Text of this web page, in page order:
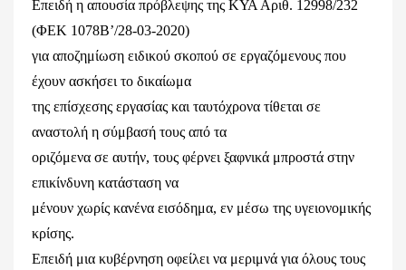
Επειδή η απουσία πρόβλεψης της ΚΥΑ Αριθ. 12998/232
(ΦΕΚ 1078Β’/28-03-2020)
για αποζημίωση ειδικού σκοπού σε εργαζόμενους που
έχουν ασκήσει το δικαίωμα
της επίσχεσης εργασίας και ταυτόχρονα τίθεται σε
αναστολή η σύμβασή τους από τα
οριζόμενα σε αυτήν, τους φέρνει ξαφνικά μπροστά στην
επικίνδυνη κατάσταση να
μένουν χωρίς κανένα εισόδημα, εν μέσω της υγειονομικής
κρίσης.
Επειδή μια κυβέρνηση οφείλει να μεριμνά για όλους τους